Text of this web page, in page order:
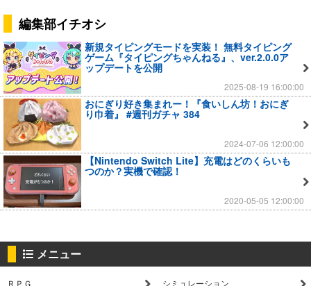
編集部イチオシ
新規タイピングモードを実装！ 無料タイピング
ゲーム『タイピングちゃんねる』、ver.2.0.0ア
ップデートを公開
2025-08-19 16:00:00
おにぎり好き集まれー！『食いしん坊！おにぎ
り巾着』 #週刊ガチャ 384
2024-07-06 12:00:00
【Nintendo Switch Lite】充電はどのくらいも
つのか？実機で確認！
2020-05-05 12:00:00
メニュー
ＲＰＧ シミュレーション